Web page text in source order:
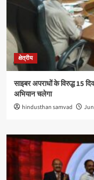
क्षेत्रीय
साइबर अपराधों के विरुद्ध 15
अभियान चलेगा
hindusthan samvad